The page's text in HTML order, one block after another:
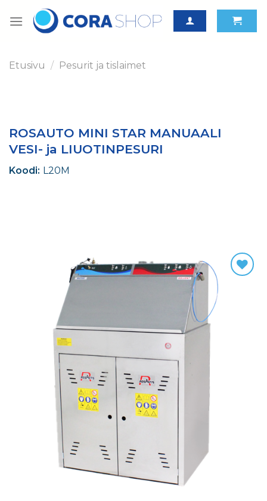
Etusivu / Pesurit ja tislaimet
ROSAUTO MINI STAR MANUAALI
VESI- ja LIUOTINPESURI
Koodi: L20M